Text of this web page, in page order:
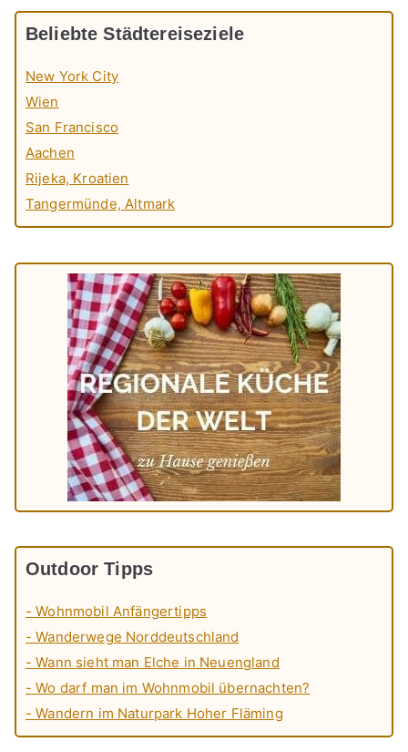
Beliebte Städtereiseziele
New York City
Wien
San Francisco
Aachen
Rijeka, Kroatien
Tangermünde, Altmark
Outdoor Tipps
- Wohnmobil Anfängertipps
- Wanderwege Norddeutschland
- Wann sieht man Elche in Neuengland
- Wo darf man im Wohnmobil übernachten?
- Wandern im Naturpark Hoher Fläming